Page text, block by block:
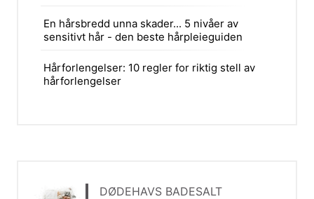
En hårsbredd unna skader... 5 nivåer av
sensitivt hår - den beste hårpleieguiden
Hårforlengelser: 10 regler for riktig stell av
hårforlengelser
DØDEHAVS BADESALT